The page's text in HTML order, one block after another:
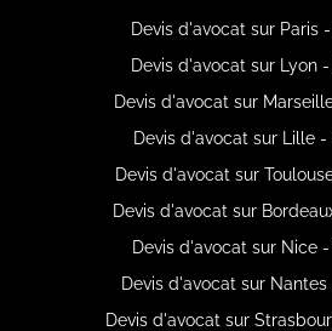
Devis d'avocat sur Paris
Devis d'avocat sur Lyon
Devis d'avocat sur
Devis d'avocat sur Lille
Devis d'avocat sur
Devis d'avocat sur
Devis d'avocat sur Nice
Devis d'avocat sur
Devis d'avocat sur